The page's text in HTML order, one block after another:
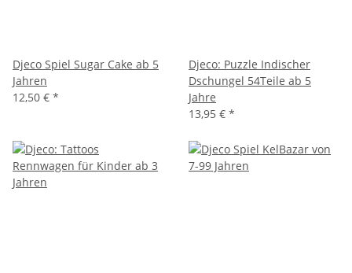
Djeco Spiel Sugar Cake ab 5
Jahren
12,50 € *
Djeco: Puzzle Indischer
Dschungel 54Teile ab 5
Jahre
13,95 € *